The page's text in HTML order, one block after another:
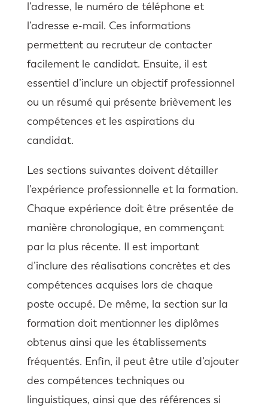
l’adresse, le numéro de téléphone et
l’adresse e-mail. Ces informations
permettent au recruteur de contacter
facilement le candidat. Ensuite, il est
essentiel d’inclure un objectif professionnel
ou un résumé qui présente brièvement les
compétences et les aspirations du
candidat.
Les sections suivantes doivent détailler
l’expérience professionnelle et la formation.
Chaque expérience doit être présentée de
manière chronologique, en commençant
par la plus récente. Il est important
d’inclure des réalisations concrètes et des
compétences acquises lors de chaque
poste occupé. De même, la section sur la
formation doit mentionner les diplômes
obtenus ainsi que les établissements
fréquentés. Enfin, il peut être utile d’ajouter
des compétences techniques ou
linguistiques, ainsi que des références si